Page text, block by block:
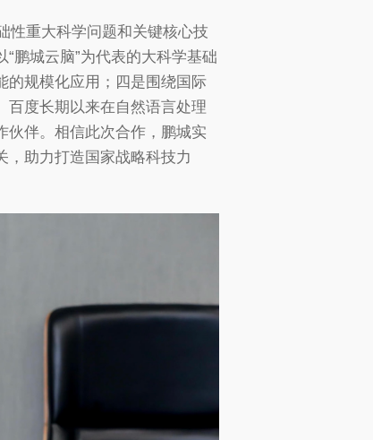
性重大科学问题和关键核心技
鹏城云脑”为代表的大科学基础
的规模化应用；四是围绕国际
百度长期以来在自然语言处理
伙伴。相信此次合作，鹏城实
，助力打造国家战略科技力